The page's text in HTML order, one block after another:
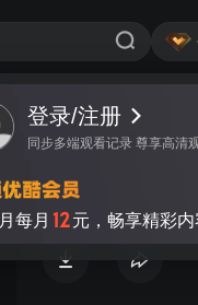
登录/注册
同步多端观看记录 尊享高清
月每月 12元，畅享精彩内
视频 讨论
虹吸实验-等